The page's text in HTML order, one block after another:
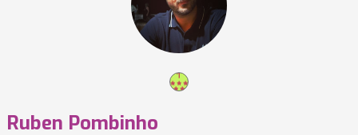
Ruben Pombinho